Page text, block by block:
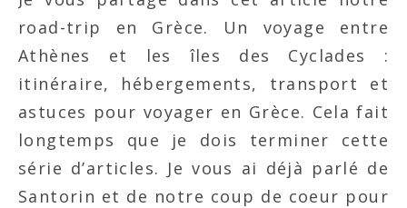
road-trip en Grèce. Un voyage entre
Athènes et les îles des Cyclades :
itinéraire, hébergements, transport et
astuces pour voyager en Grèce. Cela fait
longtemps que je dois terminer cette
série d’articles. Je vous ai déjà parlé de
Santorin et de notre coup de coeur pour